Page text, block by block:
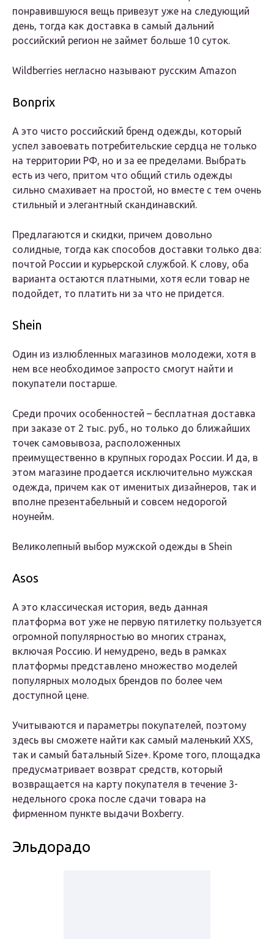
понравившуюся вещь привезут уже на следующий
день, тогда как доставка в самый дальний
российский регион не займет больше 10 суток.
Wildberries негласно называют русским Amazon
Bonprix
А это чисто российский бренд одежды, который
успел завоевать потребительские сердца не только
на территории РФ, но и за ее пределами. Выбрать
есть из чего, притом что общий стиль одежды
сильно смахивает на простой, но вместе с тем очень
стильный и элегантный скандинавский.
Предлагаются и скидки, причем довольно
солидные, тогда как способов доставки только два:
почтой России и курьерской службой. К слову, оба
варианта остаются платными, хотя если товар не
подойдет, то платить ни за что не придется.
Shein
Один из излюбленных магазинов молодежи, хотя в
нем все необходимое запросто смогут найти и
покупатели постарше.
Среди прочих особенностей – бесплатная доставка
при заказе от 2 тыс. руб., но только до ближайших
точек самовывоза, расположенных
преимущественно в крупных городах России. И да, в
этом магазине продается исключительно мужская
одежда, причем как от именитых дизайнеров, так и
вполне презентабельный и совсем недорогой
ноунейм.
Великолепный выбор мужской одежды в Shein
Asos
А это классическая история, ведь данная
платформа вот уже не первую пятилетку пользуется
огромной популярностью во многих странах,
включая Россию. И немудрено, ведь в рамках
платформы представлено множество моделей
популярных молодых брендов по более чем
доступной цене.
Учитываются и параметры покупателей, поэтому
здесь вы сможете найти как самый маленький XXS,
так и самый батальный Size+. Кроме того, площадка
предусматривает возврат средств, который
возвращается на карту покупателя в течение 3-
недельного срока после сдачи товара на
фирменном пункте выдачи Boxberry.
Эльдорадо